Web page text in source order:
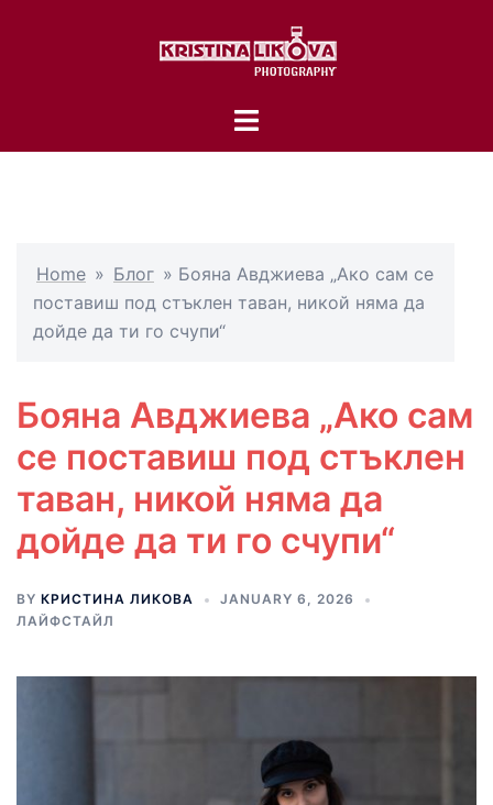
Toggle
Home » Блог » Бояна Авджиева „Ако сам се
поставиш под стъклен таван, никой няма да
дойде да ти го счупи“
Бояна Авджиева „Ако сам
се поставиш под стъклен
таван, никой няма да
дойде да ти го счупи“
BY КРИСТИНА ЛИКОВА
JANUARY 6, 2026
ЛАЙФСТАЙЛ